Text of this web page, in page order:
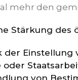
mehr den
Stärkung des
der Einstellung
oder
von